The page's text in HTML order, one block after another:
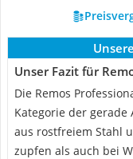
Unser Fazit für
Die Remos
Kategorie der
aus rostfreiem Stahl
zupfen als auch bei